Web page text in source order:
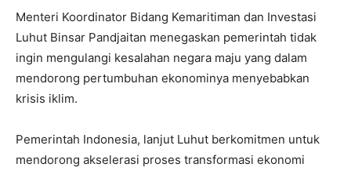
Menteri Koordinator Bidang Kemaritiman dan Investasi
Luhut Binsar Pandjaitan menegaskan pemerintah tidak
ingin mengulangi kesalahan negara maju yang dalam
mendorong pertumbuhan ekonominya menyebabkan
krisis iklim.
Pemerintah Indonesia, lanjut Luhut berkomitmen untuk
mendorong akselerasi proses transformasi ekonomi